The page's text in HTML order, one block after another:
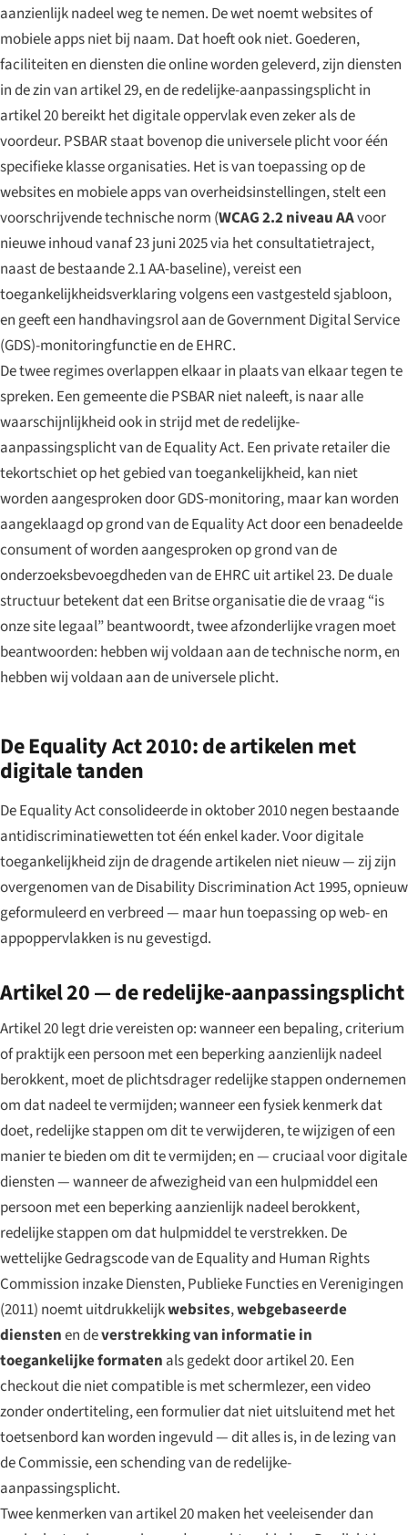
aanzienlijk nadeel weg te nemen. De wet noemt websites of
mobiele apps niet bij naam. Dat hoeft ook niet. Goederen,
faciliteiten en diensten die online worden geleverd, zijn diensten
in de zin van artikel 29, en de redelijke-aanpassingsplicht in
artikel 20 bereikt het digitale oppervlak even zeker als de
voordeur. PSBAR staat bovenop die universele plicht voor één
specifieke klasse organisaties. Het is van toepassing op de
websites en mobiele apps van overheidsinstellingen, stelt een
voorschrijvende technische norm (WCAG 2.2 niveau AAvoor
nieuwe inhoud vanaf 23 juni 2025 via het consultatietraject,
naast de bestaande 2.1 AA-baseline), vereist een
toegankelijkheidsverklaring volgens een vastgesteld sjabloon,
en geeft een handhavingsrol aan de Government Digital Service
(GDS)-monitoringfunctie en de EHRC.
De twee regimes overlappen elkaar in plaats van elkaar tegen te
spreken. Een gemeente die PSBAR niet naleeft, is naar alle
waarschijnlijkheid ook in strijd met de redelijke-
aanpassingsplicht van de Equality Act. Een private retailer die
tekortschiet op het gebied van toegankelijkheid, kan niet
worden aangesproken door GDS-monitoring, maar kan worden
aangeklaagd op grond van de Equality Act door een benadeelde
consument of worden aangesproken op grond van de
onderzoeksbevoegdheden van de EHRC uit artikel 23. De duale
structuur betekent dat een Britse organisatie die de vraag “is
onze site legaal” beantwoordt, twee afzonderlijke vragen moet
beantwoorden: hebben wij voldaan aan de technische norm, en
hebben wij voldaan aan de universele plicht.
De Equality Act 2010: de artikelen met
digitale tanden
De Equality Act consolideerde in oktober 2010 negen bestaande
antidiscriminatiewetten tot één enkel kader. Voor digitale
toegankelijkheid zijn de dragende artikelen niet nieuw — zij zijn
overgenomen van de Disability Discrimination Act 1995, opnieuw
geformuleerd en verbreed — maar hun toepassing op web- en
appoppervlakken is nu gevestigd.
Artikel 20 — de redelijke-aanpassingsplicht
Artikel 20 legt drie vereisten op: wanneer een bepaling, criterium
of praktijk een persoon met een beperking aanzienlijk nadeel
berokkent, moet de plichtsdrager redelijke stappen ondernemen
om dat nadeel te vermijden; wanneer een fysiek kenmerk dat
doet, redelijke stappen om dit te verwijderen, te wijzigen of een
manier te bieden om dit te vermijden; en — cruciaal voor digitale
diensten — wanneer de afwezigheid van een hulpmiddel een
persoon met een beperking aanzienlijk nadeel berokkent,
redelijke stappen om dat hulpmiddel te verstrekken. De
wettelijke Gedragscode van de Equality and Human Rights
Commission inzake Diensten, Publieke Functies en Verenigingen
(2011) noemt uitdrukkelijkwebsites,webgebaseerde
dienstenen deverstrekking van informatie in
toegankelijke formaten als gedekt door artikel 20. Een
checkout die niet compatible is met schermlezer, een video
zonder ondertiteling, een formulier dat niet uitsluitend met het
toetsenbord kan worden ingevuld — dit alles is, in de lezing van
de Commissie, een schending van de redelijke-
aanpassingsplicht.
Twee kenmerken van artikel 20 maken het veeleisender dan